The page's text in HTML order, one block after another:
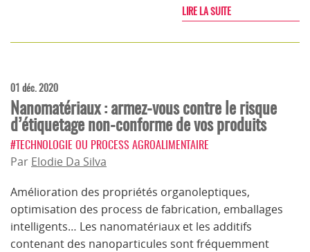
LIRE LA SUITE
01 déc. 2020
Nanomatériaux : armez-vous contre le risque
d’étiquetage non-conforme de vos produits
#TECHNOLOGIE OU PROCESS AGROALIMENTAIRE
Par Elodie Da Silva
Amélioration des propriétés organoleptiques,
optimisation des process de fabrication, emballages
intelligents… Les nanomatériaux et les additifs
contenant des nanoparticules sont fréquemment